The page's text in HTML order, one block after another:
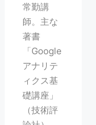
常勤講
師。主な
著書
「Google
アナリテ
ィクス基
礎講座」
（技術評